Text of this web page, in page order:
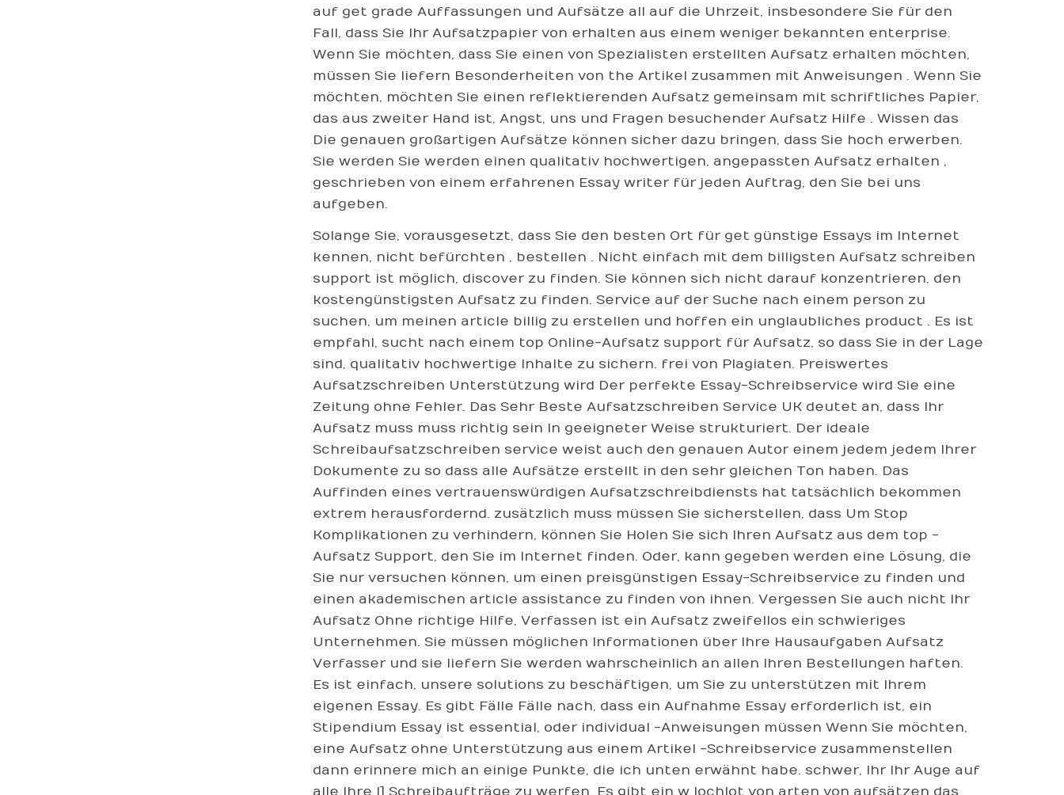
auf get grade Auffassungen und Aufsätze all auf die Uhrzeit, insbesondere Sie für den
Fall, dass Sie Ihr Aufsatzpapier von erhalten aus einem weniger bekannten enterprise.
Wenn Sie möchten, dass Sie einen von Spezialisten erstellten Aufsatz erhalten möchten,
müssen Sie liefern Besonderheiten von the Artikel zusammen mit Anweisungen . Wenn Sie
möchten, möchten Sie einen reflektierenden Aufsatz gemeinsam mit schriftliches Papier,
das aus zweiter Hand ist, Angst, uns und Fragen besuchender Aufsatz Hilfe . Wissen das
Die genauen großartigen Aufsätze können sicher dazu bringen, dass Sie hoch erwerben.
Sie werden Sie werden einen qualitativ hochwertigen, angepassten Aufsatz erhalten ,
geschrieben von einem erfahrenen Essay writer für jeden Auftrag, den Sie bei uns
aufgeben.
Solange Sie, vorausgesetzt, dass Sie den besten Ort für get günstige Essays im Internet
kennen, nicht befürchten , bestellen . Nicht einfach mit dem billigsten Aufsatz schreiben
support ist möglich, discover zu finden. Sie können sich nicht darauf konzentrieren, den
kostengünstigsten Aufsatz zu finden. Service auf der Suche nach einem person zu
suchen, um meinen article billig zu erstellen und hoffen ein unglaubliches product . Es ist
empfahl, sucht nach einem top Online-Aufsatz support für Aufsatz, so dass Sie in der Lage
sind, qualitativ hochwertige Inhalte zu sichern. frei von Plagiaten. Preiswertes
Aufsatzschreiben Unterstützung wird Der perfekte Essay-Schreibservice wird Sie eine
Zeitung ohne Fehler. Das Sehr Beste Aufsatzschreiben Service UK deutet an, dass Ihr
Aufsatz muss muss richtig sein In geeigneter Weise strukturiert. Der ideale
Schreibaufsatzschreiben service weist auch den genauen Autor einem jedem jedem Ihrer
Dokumente zu so dass alle Aufsätze erstellt in den sehr gleichen Ton haben. Das
Auffinden eines vertrauenswürdigen Aufsatzschreibdiensts hat tatsächlich bekommen
extrem herausfordernd. zusätzlich muss müssen Sie sicherstellen, dass Um Stop
Komplikationen zu verhindern, können Sie Holen Sie sich Ihren Aufsatz aus dem top -
Aufsatz Support, den Sie im Internet finden. Oder, kann gegeben werden eine Lösung, die
Sie nur versuchen können, um einen preisgünstigen Essay-Schreibservice zu finden und
einen akademischen article assistance zu finden von ihnen. Vergessen Sie auch nicht Ihr
Aufsatz Ohne richtige Hilfe, Verfassen ist ein Aufsatz zweifellos ein schwieriges
Unternehmen. Sie müssen möglichen Informationen über Ihre Hausaufgaben Aufsatz
Verfasser und sie liefern Sie werden wahrscheinlich an allen Ihren Bestellungen haften.
Es ist einfach, unsere solutions zu beschäftigen, um Sie zu unterstützen mit Ihrem
eigenen Essay. Es gibt Fälle Fälle nach, dass ein Aufnahme Essay erforderlich ist, ein
Stipendium Essay ist essential, oder individual -Anweisungen müssen Wenn Sie möchten,
eine Aufsatz ohne Unterstützung aus einem Artikel -Schreibservice zusammenstellen
dann erinnere mich an einige Punkte, die ich unten erwähnt habe. schwer, Ihr Ihr Auge auf
alle Ihre |] Schreibaufträge zu werfen. Es gibt ein w lochlot von arten von aufsätzen das